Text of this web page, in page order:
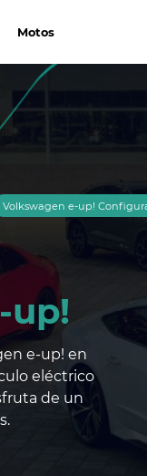
Motos
Volkswagen e-up!
up!
e-up! en
eléctrico
de un